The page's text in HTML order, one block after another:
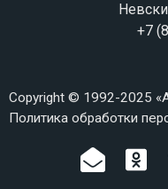
+7
Copyright © 1992-2025
Политика обработки